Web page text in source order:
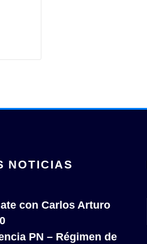
NOTICIAS
con Carlos Arturo
PN – Régimen de